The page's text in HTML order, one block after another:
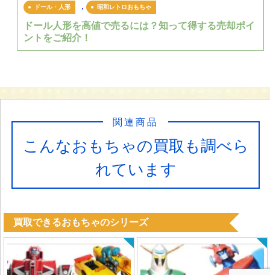
ドール・人形 , 昭和レトロおもちゃ
ドール人形を高値で売るには？知って得する売却ポイ
ントをご紹介！
こんなおもちゃの買取も調べら
れています
関連商品
買取できるおもちゃのシリーズ